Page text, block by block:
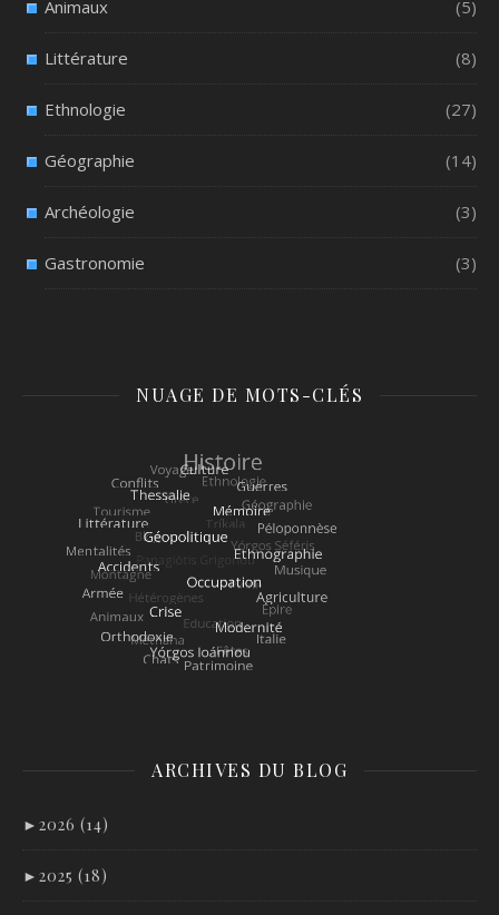
Animaux (5)
Littérature (8)
Ethnologie (27)
Géographie (14)
Archéologie (3)
Gastronomie (3)
NUAGE DE MOTS-CLÉS
ARCHIVES DU BLOG
► 2026 (14)
► 2025 (18)